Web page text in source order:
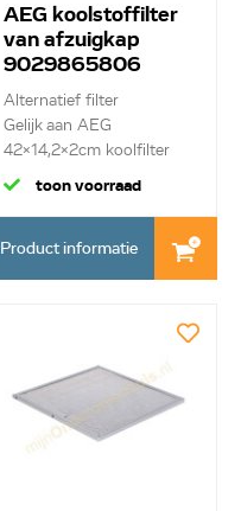
AEG koolstoffilter
van afzuigkap
9029865806
MCFB82ST
Alternatief filter
Gelijk aan AEG
42x14,2x2cm koolfilter
toon voorraad
Product informatie